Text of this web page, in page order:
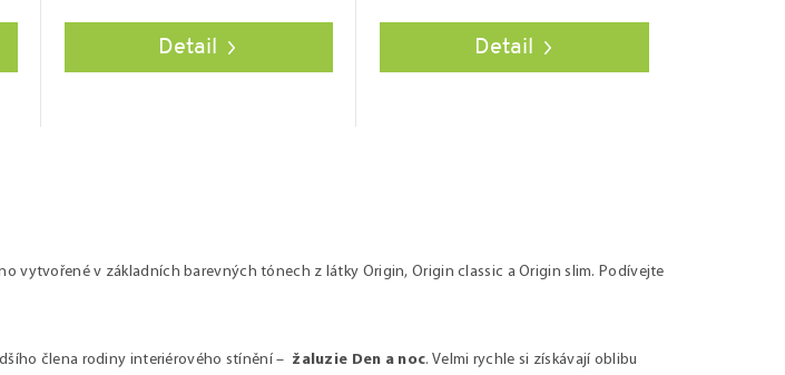
Detail Detail
vytvořené v základních barevných tónech z látky Origin, Origin classic a Origin slim. Podívejte
člena rodiny interiérového stínění – žaluzie Den a noc. Velmi rychle si získávají oblibu